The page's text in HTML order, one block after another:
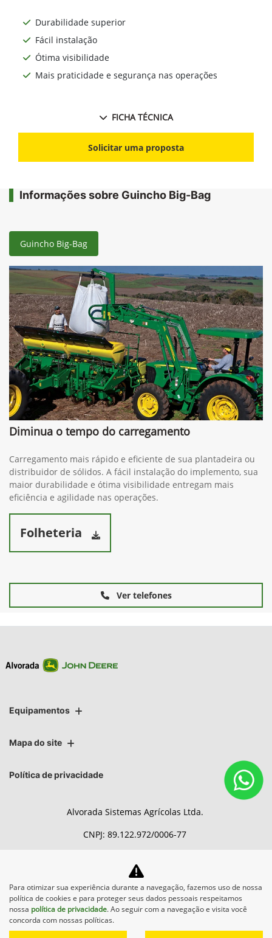
Durabilidade superior
Fácil instalação
Ótima visibilidade
Mais praticidade e segurança nas operações
FICHA TÉCNICA
Solicitar uma proposta
Informações sobre Guincho Big-Bag
Guincho Big-Bag
Diminua o tempo do carregamento
Carregamento mais rápido e eficiente de sua plantadeira ou
distribuidor de sólidos. A fácil instalação do implemento, sua
maior durabilidade e ótima visibilidade entregam mais
eficiência e agilidade nas operações.
Folheteria
Ver telefones
Equipamentos
Mapa do site
Política de privacidade
Alvorada Sistemas Agrícolas Ltda.
CNPJ: 89.122.972/0006-77
No trânsito, enxergar o outro
salva vidas.
Para otimizar sua experiência durante a navegação, fazemos uso de nossa
política de cookies e para proteger seus dados pessoais respeitamos
nossa política de privacidade. Ao seguir com a navegação e visita você
concorda com nossas políticas.